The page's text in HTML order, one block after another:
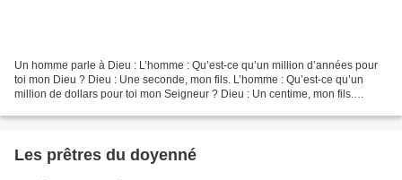
Un homme parle à Dieu : L’homme : Qu’est-ce qu’un million d’années pour
toi mon Dieu ? Dieu : Une seconde, mon fils. L’homme : Qu’est-ce qu’un
million de dollars pour toi mon Seigneur ? Dieu : Un centime, mon fils.
Les prêtres du doyenné